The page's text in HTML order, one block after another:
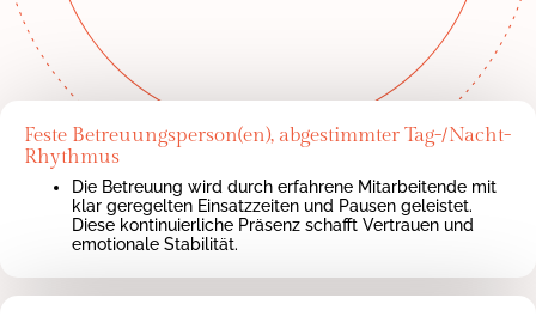
Feste Betreuungsperson(en), abgestimmter Tag-/Nacht-
Rhythmus
Die Betreuung wird durch erfahrene Mitarbeitende mit
klar geregelten Einsatzzeiten und Pausen geleistet.
Diese kontinuierliche Präsenz schafft Vertrauen und
emotionale Stabilität.